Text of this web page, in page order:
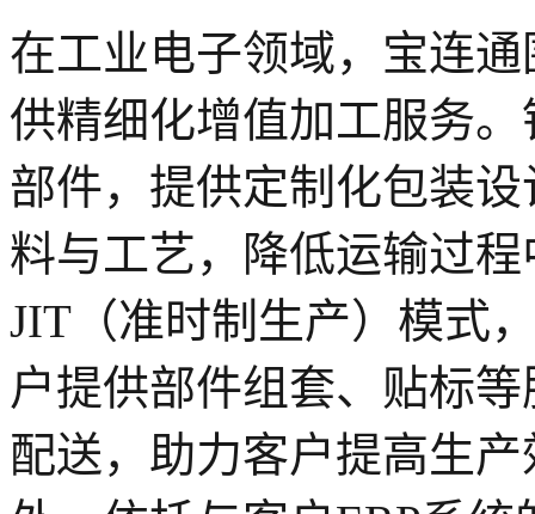
在工业电子领域，宝连
供精细化增值加工服务
部件，提供定制化包装
料与工艺，降低运输过
JIT（准时制生产）模式
户提供部件组套、贴标
配送，助力客户提高生